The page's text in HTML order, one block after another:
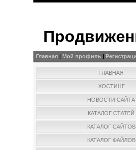
Главная |Мой профиль |
ГЛАВНАЯ
ХОСТИНГ
НОВОСТИ САЙТА
КАТАЛОГ СТАТЕЙ
КАТАЛОГ САЙТОВ
КАТАЛОГ ФАЙЛОВ